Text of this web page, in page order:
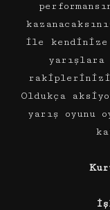
ile
yarışlara
rakiplerinizi
Oldukça
yarış oyunu